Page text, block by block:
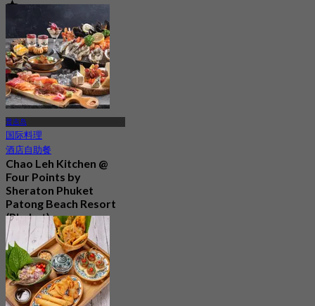
4.9
1.2K 已预订
起฿ 795
普吉岛
国际料理
酒店自助餐
Chao Leh Kitchen @
Four Points by
Sheraton Phuket
Patong Beach Resort
(Phuket)
5.0
78 已预订
起฿ 470